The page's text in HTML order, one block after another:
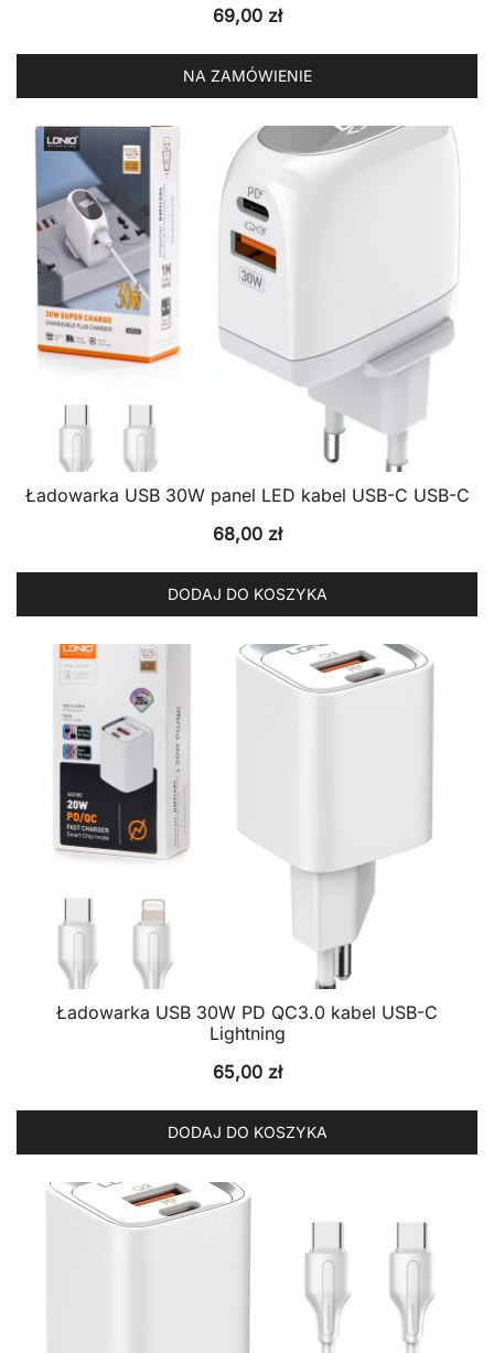
69,00 zł
NA ZAMÓWIENIE
Ładowarka USB 30W panel LED kabel USB-C USB-C
68,00 zł
DODAJ DO KOSZYKA
Ładowarka USB 30W PD QC3.0 kabel USB-C
Lightning
65,00 zł
DODAJ DO KOSZYKA